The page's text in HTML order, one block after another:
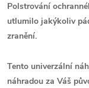
Polstrování
utlumilo jakýkoliv
zranění.
Tento univerzální
náhradou za Váš